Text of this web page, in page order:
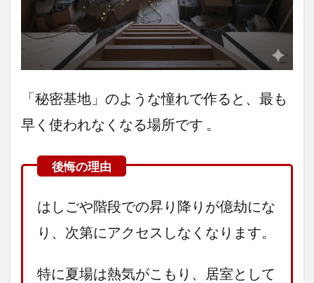
「秘密基地」のような憧れで作ると、最も
早く使われなくなる場所です 。
はしごや階段での昇り降りが億劫にな
り、次第にアクセスしなくなります。
特に夏場は熱気がこもり、居室として